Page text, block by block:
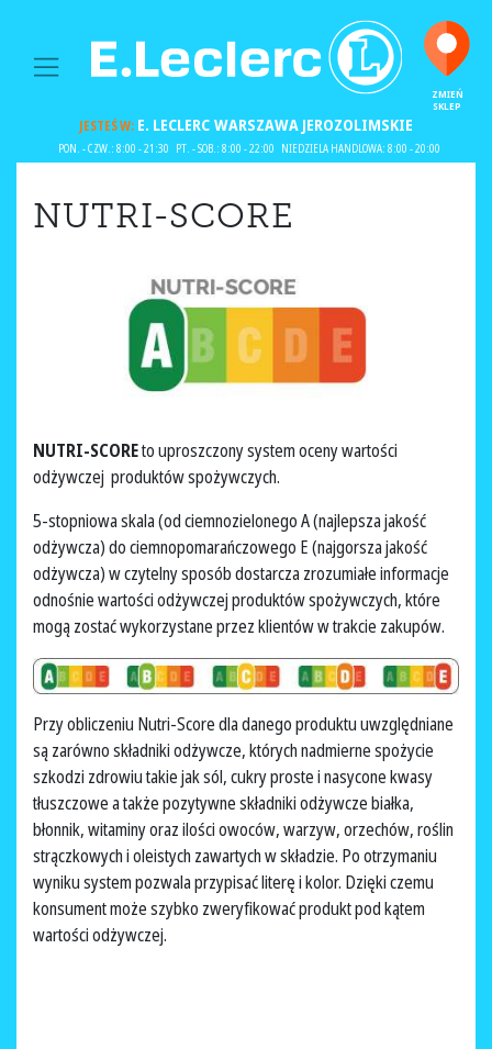
MAIN NAVIGATION
ZMIEŃ
SKLEP
JESTEŚ W: E. LECLERCWARSZAWA JEROZOLIMSKIE
PON. - CZW.: 8:00 - 21:30 PT. - SOB.: 8:00 - 22:00 NIEDZIELA HANDLOWA: 8:00 - 20:00
NUTRI-SCORE
NUTRI-SCOREto uproszczony system oceny wartości
odżywczej produktów spożywczych.
5-stopniowa skala (od ciemnozielonego A (najlepsza jakość
odżywcza) do ciemnopomarańczowego E (najgorsza jakość
odżywcza) w czytelny sposób dostarcza zrozumiałe informacje
odnośnie wartości odżywczej produktów spożywczych, które
mogą zostać wykorzystane przez klientów w trakcie zakupów.
Przy obliczeniu Nutri-Score dla danego produktu uwzględniane
są zarówno składniki odżywcze, których nadmierne spożycie
szkodzi zdrowiu takie jak sól, cukry proste i nasycone kwasy
tłuszczowe a także pozytywne składniki odżywcze białka,
błonnik, witaminy oraz ilości owoców, warzyw, orzechów, roślin
strączkowych i oleistych zawartych w składzie. Po otrzymaniu
wyniku system pozwala przypisać literę i kolor. Dzięki czemu
konsument może szybko zweryfikować produkt pod kątem
wartości odżywczej.